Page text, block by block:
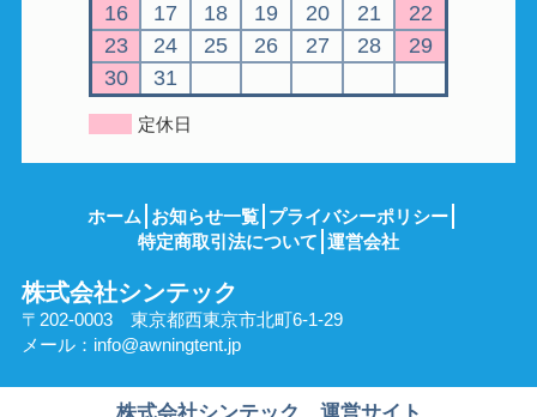
16
17 18 19 20 21
22
23
24 25 26 27 28
29
30
31
定休日
ホーム お知らせ一覧 プライバシーポリシー
特定商取引法について 運営会社
株式会社シンテック
〒202-0003 東京都西東京市北町6-1-29
メール： info@awningtent.jp